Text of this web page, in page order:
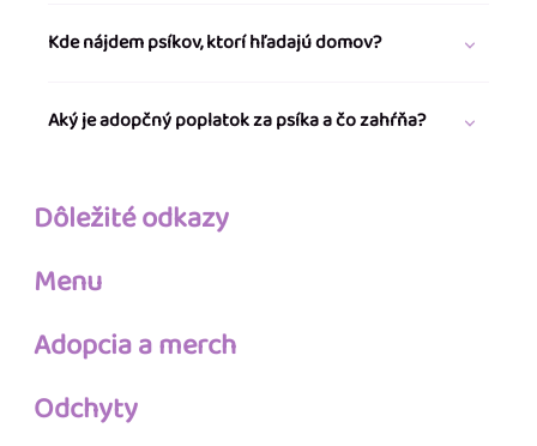
Kde nájdem psíkov, ktorí hľadajú domov?
Aký je adopčný poplatok za psíka a čo zahŕňa?
Dôležité odkazy
Menu
Adopcia a merch
Odchyty